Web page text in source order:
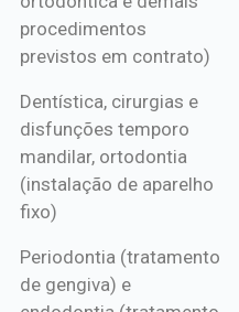
procedimentos
previstos em contrato)
Dentística, cirurgias e
disfunções temporo
mandilar, ortodontia
(instalação de aparelho
fixo)
Periodontia (tratamento
de gengiva) e